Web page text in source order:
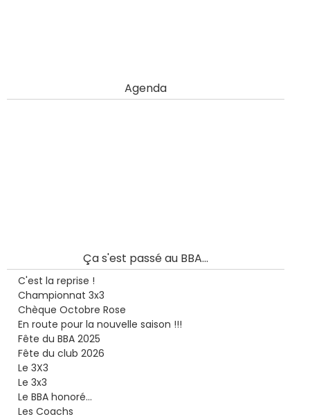
Agenda
Ça s'est passé au BBA...
C'est la reprise !
Championnat 3x3
Chèque Octobre Rose
En route pour la nouvelle saison !!!
Fête du BBA 2025
Fête du club 2026
Le 3X3
Le 3x3
Le BBA honoré...
Les Coachs